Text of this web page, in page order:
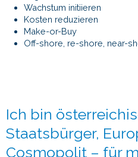
Wachstum initiieren
Kosten reduzieren
Make-or-Buy
Off-shore, re-shore, near-
Ich bin
Staatsbürger,
Cosmopolit – für